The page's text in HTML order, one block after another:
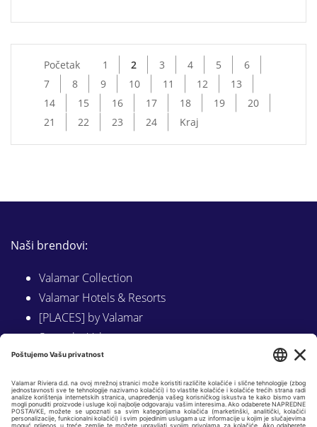
Početak 1 2 3 4 5
6
7
8 9 10 11 12
13
14
15 16 17 18 19
20
21
22 23 24 Kraj
Naši brendovi:
Valamar Collection
Valamar Hotels & Resorts
[PLACES] by Valamar
Sunny by Valamar
Valamar Camping
Istraži na Valamar.com